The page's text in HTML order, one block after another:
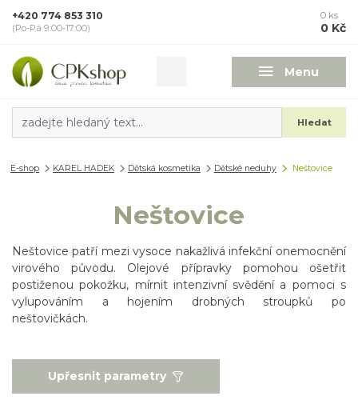
Menu
Hledat
+420 774 853 310
(Po-Pá 9:00-17:00)
0 ks
0 Kč
E-shop KAREL HADEK Dětská kosmetika Dětské neduhy Neštovice
Neštovice
Neštovice patří mezi vysoce nakažlivá infekční onemocnění
virového původu. Olejové přípravky pomohou ošetřit
postiženou pokožku, mírnit intenzivní svědění a pomoci s
vylupováním a hojením drobných stroupků po
neštovičkách.
Upřesnit parametry